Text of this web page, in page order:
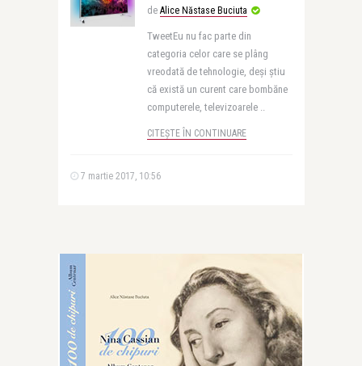
de Alice Năstase Buciuta
TweetEu nu fac parte din
categoria celor care se plâng
vreodată de tehnologie, deși știu
că există un curent care bombăne
computerele, televizoarele ..
CITEȘTE ÎN CONTINUARE
7 martie 2017, 10:56